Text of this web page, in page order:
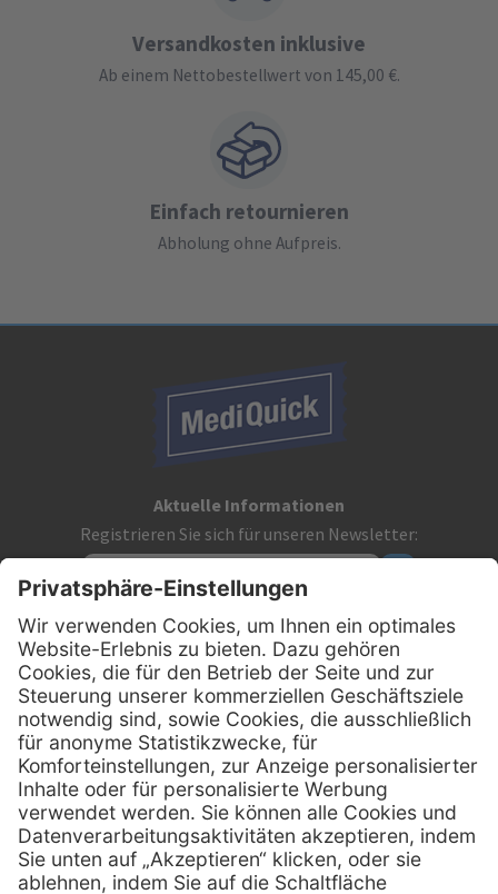
Versandkosten inklusive
Ab einem Nettobestellwert von 145,00 €.
Einfach retournieren
Abholung ohne Aufpreis.
Aktuelle Informationen
Registrieren Sie sich für unseren Newsletter:
Kontakt
MediQuick Arzt- und Krankenhausbedarfshandel GmbH
Hans-Wunderlich-Straße 7
D-49078 Osnabrück
Telefon:0800 - 633 43 66
E-Mail: info @ mediquick.de